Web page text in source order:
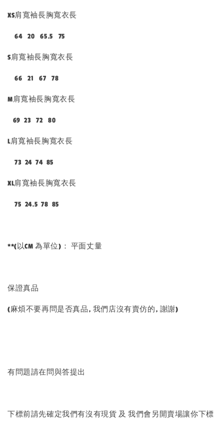
XS肩寬袖長胸寬衣長
64 20 65.5 75
S肩寬袖長胸寬衣長
66 21 67 78
M肩寬袖長胸寬衣長
69 23 72 80
L肩寬袖長胸寬衣長
73 24 74 85
XL肩寬袖長胸寬衣長
75 24.5 78 85
**(以CM 為單位)： 平面丈量
保證真品
(麻煩不要再問是否真品, 我們店沒有賣仿的, 謝謝)
有問題請在問與答提出
下標前請先確定我們有沒有現貨 及 我們會另開賣場讓你下標